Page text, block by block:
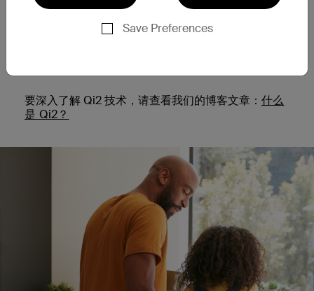
Save Preferences
Qi2 是最新的无线充电技术。 Qi2 可与 iPhone 15 和
其他支持 Qi2 的设备配合使用，提供安全的磁力对
准、更快的充电速度和比以前更多的电量。 Qi2 还可
要深入了解 Qi2 技术，请查看我们的博客文章： 什么
是 Qi2？